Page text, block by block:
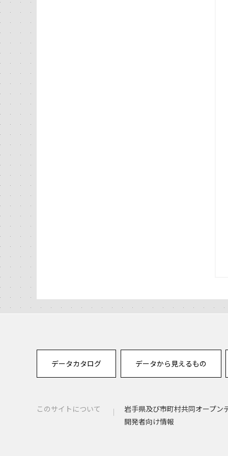
データカタログ データから見えるもの
このサイトについて 岩手県及び市町村共同オープン
開発者向け情報